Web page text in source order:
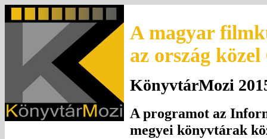
A magyar
az ország
KönyvtárMozi
A programot az
megyei könyvtárak